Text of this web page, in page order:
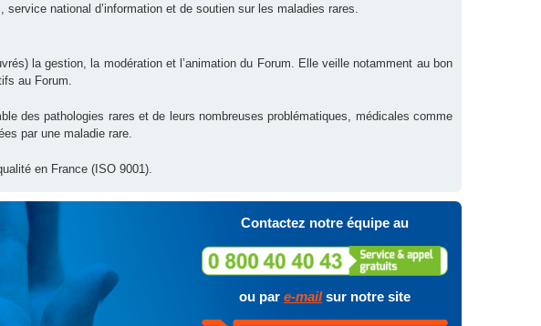
, service national d’information et de soutien sur les maladies rares.
la gestion, la modération et l’animation du Forum. Elle veille notamment au bon
au Forum.
des pathologies rares et de leurs nombreuses problématiques, médicales comme
par une maladie rare.
en France (ISO 9001).
Contactez notre équipe au
ou par e-mailsur notre site